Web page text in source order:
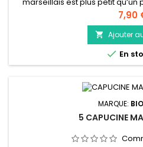
moyenne 6 cm. Avec son
parfaitement vos salades,
poisson, de viande ou encore
parfois difficile à digérer. Pour
vous...
Prix
7,90
 Ajouter
 En
MARQUE:
5 CAPUCINE